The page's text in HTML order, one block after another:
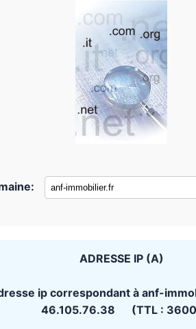
ADRESSE IP (A)
ip correspondant à anf-
46.105.76.38 (TTL :